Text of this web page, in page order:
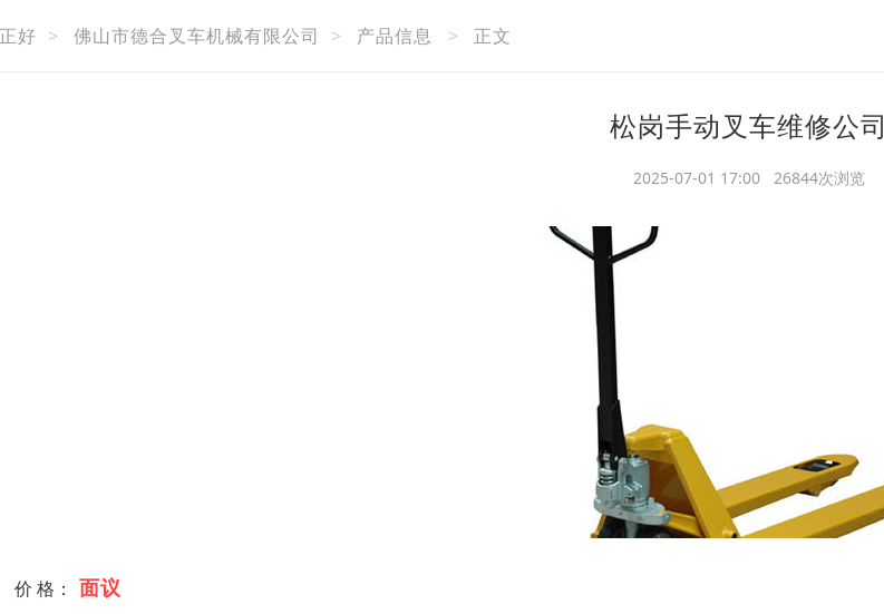
好 > 佛山市德合叉车机械有限公司 > 产品信息 > 正文
松岗手动叉车维修公司
2025-07-01 17:00 26844次浏览
价 格： 面议